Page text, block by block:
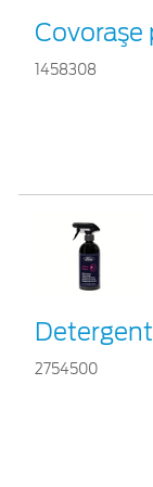
Covoraşe
1458308
2754500